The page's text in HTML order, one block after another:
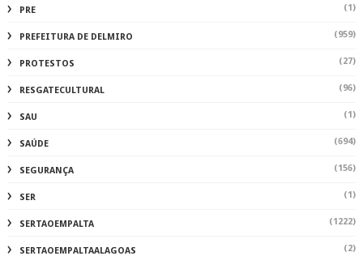
PRE (1)
PREFEITURA DE DELMIRO (959)
PROTESTOS (27)
RESGATECULTURAL (96)
SAU (1)
SAÚDE (694)
SEGURANÇA (156)
SER (1)
SERTAOEMPALTA (1222)
SERTAOEMPALTAALAGOAS (2)